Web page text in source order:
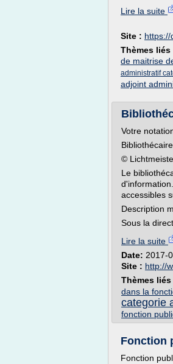
Lire la suite
Site : https://
Thèmes liés
de maitrise
administratif
adjoint
Votre
Bibliothécaire
©
Le
accessibles
Description
Sous la
Lire la suite
Date: 2017-
Site : http://
Thèmes liés
dans la
categorie
fonction
Fonction
Fonction